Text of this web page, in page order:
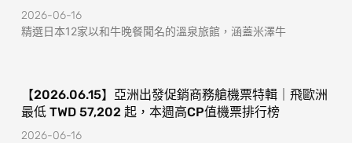
2026-06-16
精選日本12家以和牛晚餐聞名的溫泉旅館，涵蓋米澤牛
【2026.06.15】亞洲出發促銷商務艙機票特輯｜飛歐洲
最低 TWD 57,202 起，本週高CP值機票排行榜
2026-06-16